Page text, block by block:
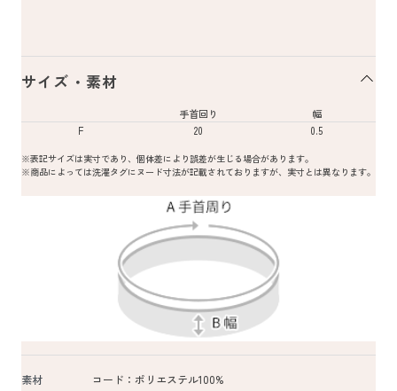
サイズ・素材
手首回り
幅
F
20 0.5
※表記サイズは実寸であり、個体差により誤差が生じる場合があります。
※商品によっては洗濯タグにヌード寸法が記載されておりますが、実寸とは異なります。
素材
コード：ポリエステル100%